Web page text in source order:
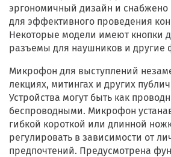
эргономичный дизайн и
для эффективного проведения
Некоторые модели имеют кнопки
разъемы для наушников и другие
Микрофон для выступлений
лекциях, митингах и других
Устройства могут быть как
беспроводными. Микрофон
гибкой короткой или длинной
регулировать в зависимости от
предпочтений. Предусмотрена